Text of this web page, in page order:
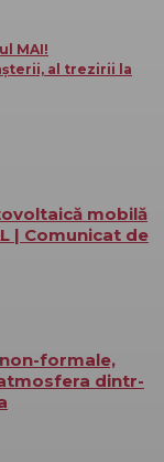
MAI!
al trezirii la
mobilă
| Comunicat de
formale,
dintr-